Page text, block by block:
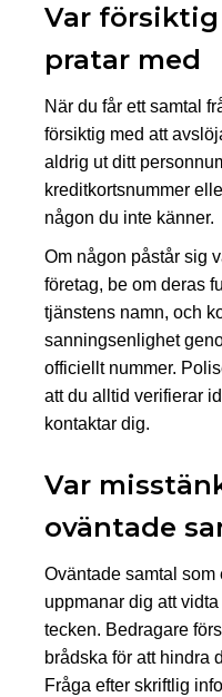
Var
pratar med
När du får ett samtal
försiktig med att
aldrig ut ditt
kreditkortsnummer
någon du inte känner.
Om någon påstår sig
företag, be om deras
tjänstens namn, och
sanningsenlighet
officiellt nummer.
att du alltid verifierar
kontaktar dig.
Var
oväntade
Oväntade samtal
uppmanar dig att
tecken. Bedragare
brådska för att hindra
Fråga efter skriftlig